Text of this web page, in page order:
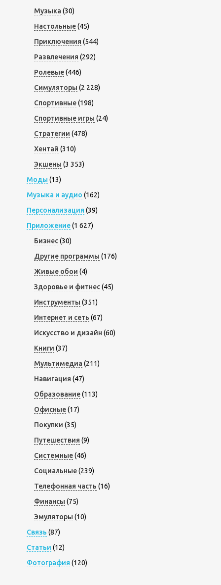
Музыка (30)
Настольные(45)
Приключения (544)
Развлечения (292)
Ролевые(446)
Симуляторы (2 228)
Спортивные(198)
Спортивные игры (24)
Стратегии (478)
Хентай (310)
Экшены (3 353)
Моды (13)
Музыка и аудио (162)
Персонализация (39)
Приложение(1 627)
Бизнес(30)
Другие программы (176)
Живые обои (4)
Здоровье и фитнес(45)
Инструменты (351)
Интернет и сеть (67)
Искусство и дизайн (60)
Книги (37)
Мультимедиа (211)
Навигация (47)
Образование(113)
Офисные(17)
Покупки (35)
Путешествия (9)
Системные(46)
Социальные(239)
Телефонная часть (16)
Финансы (75)
Эмуляторы (10)
Связь (87)
Статьи (12)
Фотография (120)